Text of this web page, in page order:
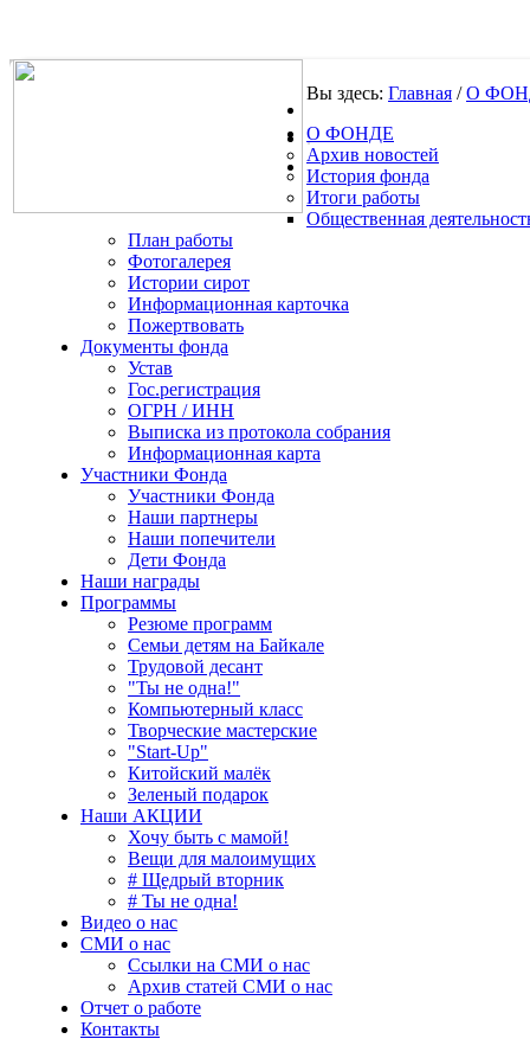
.
Вы здесь: Главная /О
О ФОНДЕ
Архив новостей
История фонда
Итоги работы
Общественная
План работы
Фотогалерея
Истории сирот
Информационная карточка
Пожертвовать
Документы фонда
Устав
Гос.регистрация
ОГРН / ИНН
Выписка из протокола собрания
Информационная карта
Участники Фонда
Участники Фонда
Наши партнеры
Наши попечители
Дети Фонда
Наши награды
Программы
Резюме программ
Семьи детям на Байкале
Трудовой десант
"Ты не одна!"
Компьютерный класс
Творческие мастерские
"Start-Up"
Китойский малёк
Зеленый подарок
Наши АКЦИИ
Хочу быть с мамой!
Вещи для малоимущих
# Щедрый вторник
# Ты не одна!
Видео о нас
СМИ о нас
Ссылки на СМИ о нас
Архив статей СМИ о нас
Отчет о работе
Контакты